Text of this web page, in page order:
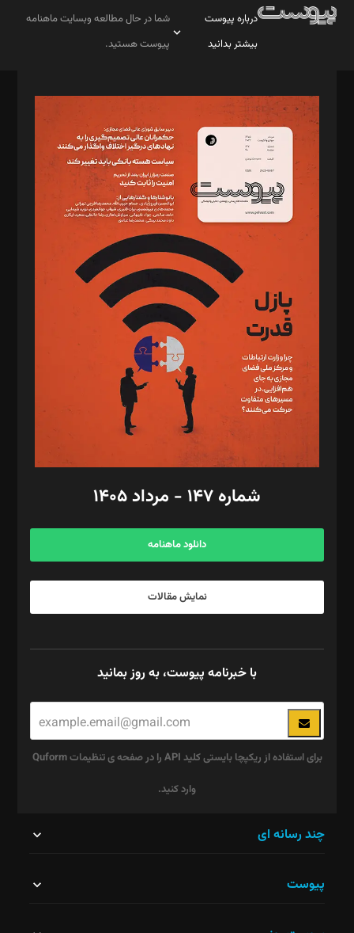
درباره پیوست
بیشتر بدانید
شما در حال مطالعه وبسایت ماهنامه
پیوست هستید.
مدیر مسئول: محمدباقر اثنی‌عشری
سردبیر: مهرک محمودی
دبیر تحریریه: میثم قاسمی
د‌بیر ناداستان: سمانه سمیع
د‌بیر خدمت و تجارت: ابوالفضل رجبی
د‌بیر حقوق فناوری: حسام‌الدین ایپکچی
د‌بیر پیوست جهان: مینا پاکدل
د‌بیر تحریریه آنلاین: بابک نقاش
تحریریه‌: مجتبی محمود‌ی، آرش برهمند، یسنا امان‌پور، سروش کرمیان،
مصطفی مسجدی آرانی، ابوالفضل رجبی، زهرا فکرانه، فائزه فتحی
رستمی،مصطفی باستان
ویرایش: نگار استاد‌‌آقا
طراح یونیفرم: مجید توکلی
فیلمبرداری و عکاسی: امیر شفیعی، مانی لطفی زاده
گرافیک و صفحه‌آرایی: سید‌سبحان‌علی ثابت
مد‌یر توسعه تجاری: کامبیز برید‌
امور مالی: شاپور رهبری، محمد‌ کاظمی‌نیا
آگهی و مشترکین: ۰۹۱۹۹۹۹۰۴۵۴
شماره ۱۴۷ - مرداد ۱۴۰۵
دانلود ماهنامه
نمایش مقالات
با خبرنامه پیوست، به روز بمانید
برای استفاده از ریکپچا بایستی کلید API را در صفحه ی تنظیمات Quform
وارد کنید.
نباید
چند رسانه ای
پیوست